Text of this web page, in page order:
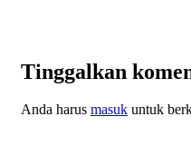
Tinggalkan
Anda harus masuk untuk